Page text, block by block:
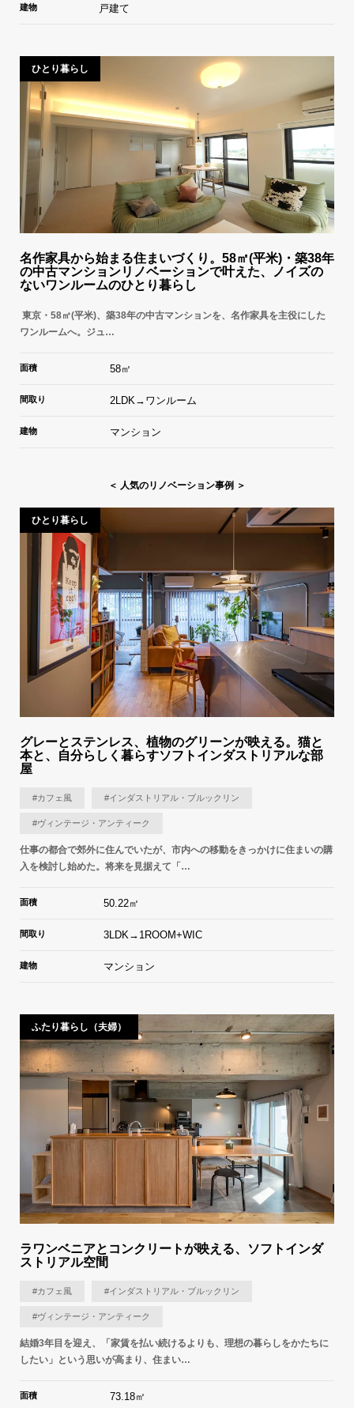
建物 戸建て
ひとり暮らし
名作家具から始まる住まいづくり。58㎡(平米)・築38年
の中古マンションリノベーションで叶えた、ノイズの
ないワンルームのひとり暮らし
東京・58㎡(平米)、築38年の中古マンションを、名作家具を主役にした
ワンルームへ。ジュ…
面積 58㎡
間取り 2LDK→ワンルーム
建物 マンション
＜ 人気のリノベーション事例 ＞
ひとり暮らし
グレーとステンレス、植物のグリーンが映える。猫と
本と、自分らしく暮らすソフトインダストリアルな部
屋
#カフェ風 #インダストリアル・ブルックリン
#ヴィンテージ・アンティーク
仕事の都合で郊外に住んでいたが、市内への移動をきっかけに住まいの購
入を検討し始めた。将来を見据えて「…
面積 50.22㎡
間取り 3LDK→1ROOM+WIC
建物 マンション
ふたり暮らし（夫婦）
ラワンベニアとコンクリートが映える、ソフトインダ
ストリアル空間
#カフェ風 #インダストリアル・ブルックリン
#ヴィンテージ・アンティーク
結婚3年目を迎え、「家賃を払い続けるよりも、理想の暮らしをかたちに
したい」という思いが高まり、住まい…
面積 73.18㎡